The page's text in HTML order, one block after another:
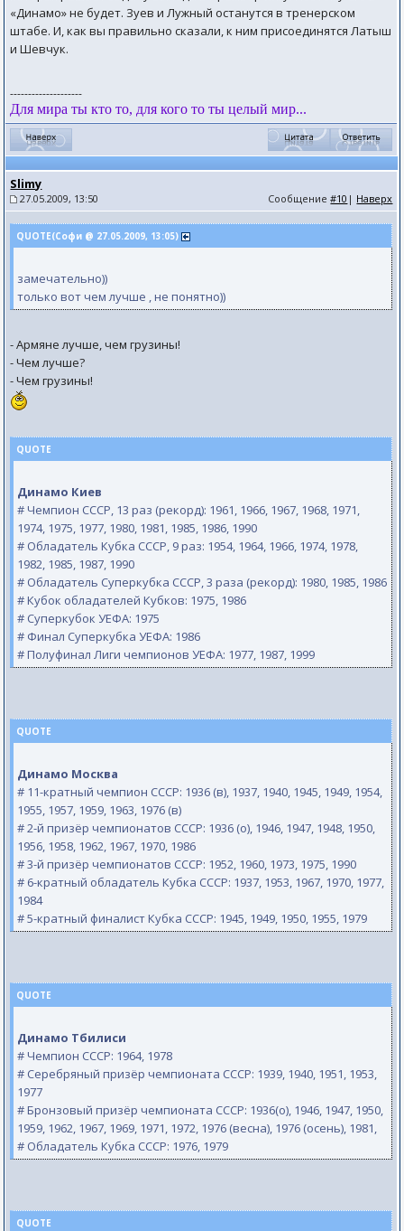
«Динамо» не будет. Зуев и Лужный останутся в тренерском
штабе. И, как вы правильно сказали, к ним присоединятся Латыш
и Шевчук.
--------------------
Для мира ты кто то, для кого то ты целый мир...
Slimy
27.05.2009, 13:50 Сообщение#10 | Наверх
QUOTE(Софи @ 27.05.2009, 13:05)
замечательно))
только вот чем лучше , не понятно))
- Армяне лучше, чем грузины!
- Чем лучше?
- Чем грузины!
QUOTE
Динамо Киев
# Чемпион СССР, 13 раз (рекорд): 1961, 1966, 1967, 1968, 1971,
1974, 1975, 1977, 1980, 1981, 1985, 1986, 1990
# Обладатель Кубка СССР, 9 раз: 1954, 1964, 1966, 1974, 1978,
1982, 1985, 1987, 1990
# Обладатель Суперкубка СССР, 3 раза (рекорд): 1980, 1985, 1986
# Кубок обладателей Кубков: 1975, 1986
# Суперкубок УЕФА: 1975
# Финал Суперкубка УЕФА: 1986
# Полуфинал Лиги чемпионов УЕФА: 1977, 1987, 1999
QUOTE
Динамо Москва
# 11-кратный чемпион СССР: 1936 (в), 1937, 1940, 1945, 1949, 1954,
1955, 1957, 1959, 1963, 1976 (в)
# 2-й призёр чемпионатов СССР: 1936 (о), 1946, 1947, 1948, 1950,
1956, 1958, 1962, 1967, 1970, 1986
# 3-й призёр чемпионатов СССР: 1952, 1960, 1973, 1975, 1990
# 6-кратный обладатель Кубка СССР: 1937, 1953, 1967, 1970, 1977,
1984
# 5-кратный финалист Кубка СССР: 1945, 1949, 1950, 1955, 1979
QUOTE
Динамо Тбилиси
# Чемпион СССР: 1964, 1978
# Серебряный призёр чемпионата СССР: 1939, 1940, 1951, 1953,
1977
# Бронзовый призёр чемпионата СССР: 1936(о), 1946, 1947, 1950,
1959, 1962, 1967, 1969, 1971, 1972, 1976 (весна), 1976 (осень), 1981,
# Обладатель Кубка СССР: 1976, 1979
QUOTE